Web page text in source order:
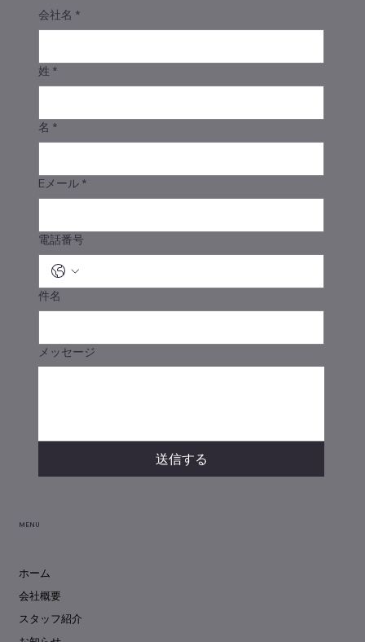
ホーム
会社概要
スタッフ紹介
MENU
会社名 *
姓 *
名 *
Eメール *
電話番号
件名
メッセージ
送信する